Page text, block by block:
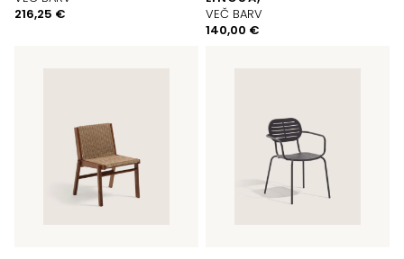
216,25 €
VEČ BARV
140,00 €